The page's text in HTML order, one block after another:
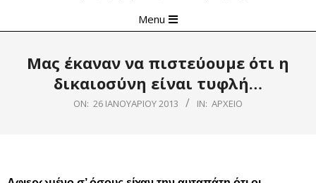
Navigation
Menu
Μας έκαναν να πιστεύουμε ότι η
δικαιοσύνη είναι τυφλή…
ON: 26 ΙΑΝΟΥΑΡΊΟΥ 2013 IN: ΑΡΧΕΊΟ